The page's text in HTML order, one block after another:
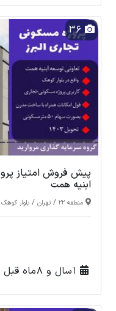
36
پیش فروش امتیاز
ابنیه همت
منطقه 22 / تهران / بلوار کوهک